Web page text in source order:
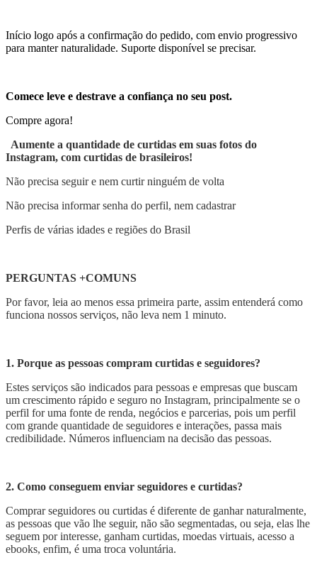
Início logo após a confirmação do pedido, com envio progressivo
para manter naturalidade. Suporte disponível se precisar.
Comece leve e destrave a confiança no seu post.
Compre agora!
Aumente a quantidade de curtidas em suas fotos do
Instagram, com curtidas de brasileiros!
Não precisa seguir e nem curtir ninguém de volta
Não precisa informar senha do perfil, nem cadastrar
Perfis de várias idades e regiões do Brasil
PERGUNTAS +COMUNS
Por favor, leia ao menos essa primeira parte, assim entenderá como
funciona nossos serviços, não leva nem 1 minuto.
1. Porque as pessoas compram curtidas e seguidores?
Estes serviços são indicados para pessoas e empresas que buscam
um crescimento rápido e seguro no Instagram, principalmente se o
perfil for uma fonte de renda, negócios e parcerias, pois um perfil
com grande quantidade de seguidores e interações, passa mais
credibilidade. Números influenciam na decisão das pessoas.
2. Como conseguem enviar seguidores e curtidas?
Comprar seguidores ou curtidas é diferente de ganhar naturalmente,
as pessoas que vão lhe seguir, não são segmentadas, ou seja, elas lhe
seguem por interesse, ganham curtidas, moedas virtuais, acesso a
ebooks, enfim, é uma troca voluntária.